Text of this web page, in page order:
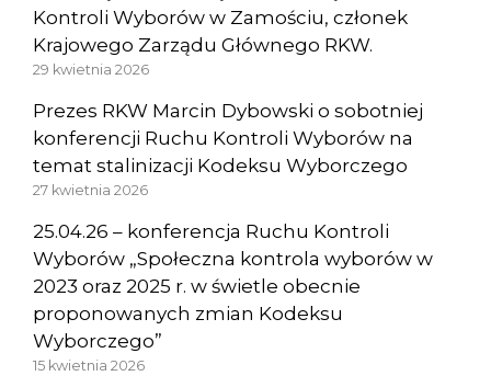
Kontroli Wyborów w Zamościu, członek
Krajowego Zarządu Głównego RKW.
29 kwietnia 2026
Prezes RKW Marcin Dybowski o sobotniej
konferencji Ruchu Kontroli Wyborów na
temat stalinizacji Kodeksu Wyborczego
27 kwietnia 2026
25.04.26 – konferencja Ruchu Kontroli
Wyborów „Społeczna kontrola wyborów w
2023 oraz 2025 r. w świetle obecnie
proponowanych zmian Kodeksu
Wyborczego”
15 kwietnia 2026